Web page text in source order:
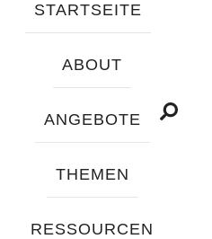
STARTSEITE
ABOUT
ANGEBOTE
THEMEN
RESSOURCEN